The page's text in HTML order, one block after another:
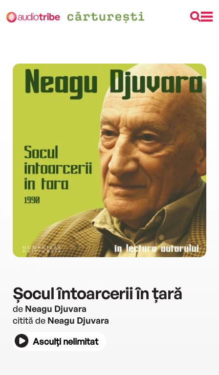
Șocul întoarcerii în țară
de Neagu Djuvara
citită de Neagu Djuvara
Asculți nelimitat